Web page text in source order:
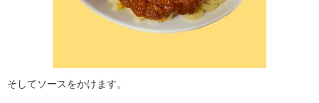
そしてソースをかけます。